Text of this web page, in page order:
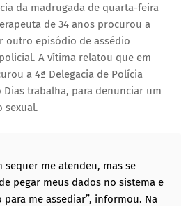
da madrugada de quarta-feira
de 34 anos procurou a
outro episódio de assédio
A vítima relatou que em
a 4ª Delegacia de Polícia
Dias trabalha, para denunciar um
sexual.
sequer me atendeu, mas se
pegar meus dados no sistema e
me assediar”, informou. Na